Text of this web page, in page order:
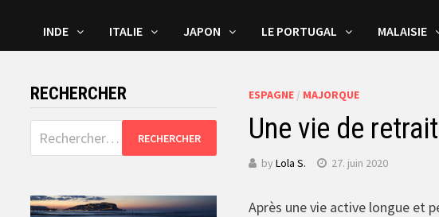
INDE ITALIE JAPON LE PORTUGAL MALAISIE
ESPAGNE/ MAJORQUE
Une vie de
by Lola S. 27. juin 2020
Après une vie active longue et
RECHERCHER
Rechercher :